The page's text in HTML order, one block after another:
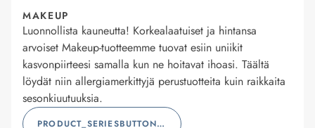
MAKEUP
Luonnollista kauneutta! Korkealaatuiset ja hintansa
arvoiset Makeup-tuotteemme tuovat esiin uniikit
kasvonpiirteesi samalla kun ne hoitavat ihoasi. Täältä
löydät niin allergiamerkittyjä perustuotteita kuin raikkaita
sesonkiuutuuksia.
PRODUCT_SERIESBUTTONLABEL